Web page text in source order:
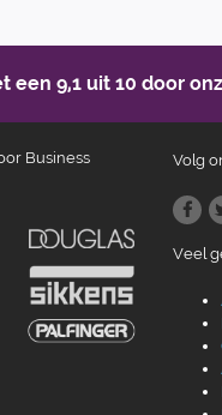
een 9,1 uit 10 door
Business
Volg
Veel